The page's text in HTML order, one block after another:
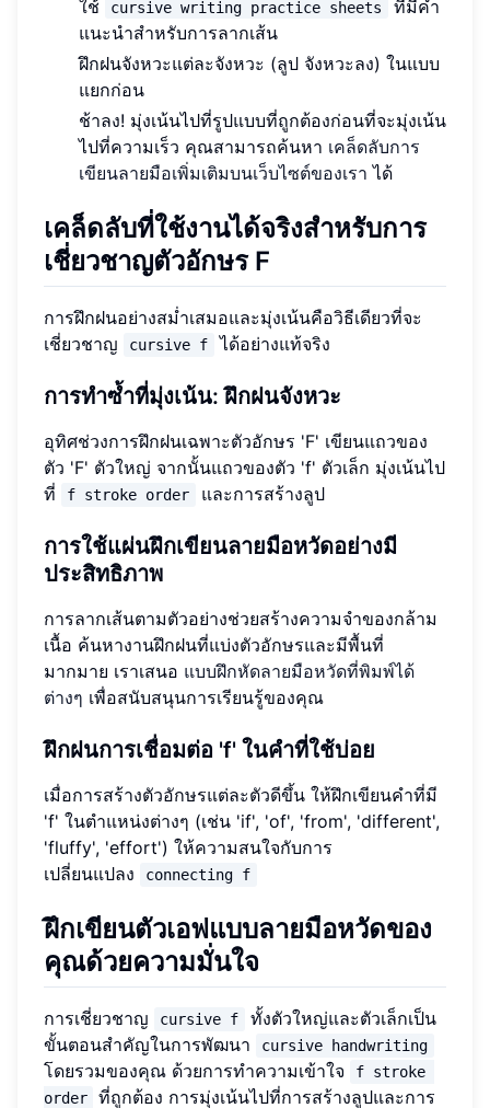
ใช้ cursive writing practice sheets
ที่มีคำ
แนะนำสำหรับการลากเส้น
ฝึกฝนจังหวะแต่ละจังหวะ (ลูป จังหวะลง) ในแบบ
แยกก่อน
ช้าลง! มุ่งเน้นไปที่รูปแบบที่ถูกต้องก่อนที่จะมุ่งเน้น
ไปที่ความเร็ว คุณสามารถค้นหา เคล็ดลับการ
เขียนลายมือเพิ่มเติมบนเว็บไซต์ของเรา ได้
เคล็ดลับที่ใช้งานได้จริงสำหรับการ
เชี่ยวชาญตัวอักษร F
การฝึกฝนอย่างสม่ำเสมอและมุ่งเน้นคือวิธีเดียวที่จะ
เชี่ยวชาญ
cursive f ได้อย่างแท้จริง
การทำซ้ำที่มุ่งเน้น: ฝึกฝนจังหวะ
อุทิศช่วงการฝึกฝนเฉพาะตัวอักษร 'F' เขียนแถวของ
ตัว 'F' ตัวใหญ่ จากนั้นแถวของตัว 'f' ตัวเล็ก มุ่งเน้นไป
ที่
f stroke order และการสร้างลูป
การใช้แผ่นฝึกเขียนลายมือหวัดอย่างมี
ประสิทธิภาพ
การลากเส้นตามตัวอย่างช่วยสร้างความจำของกล้าม
เนื้อ ค้นหางานฝึกฝนที่แบ่งตัวอักษรและมีพื้นที่
มากมาย เราเสนอ แบบฝึกหัดลายมือหวัดที่พิมพ์ได้
ต่างๆ เพื่อสนับสนุนการเรียนรู้ของคุณ
ฝึกฝนการเชื่อมต่อ 'f' ในคำที่ใช้บ่อย
เมื่อการสร้างตัวอักษรแต่ละตัวดีขึ้น ให้ฝึกเขียนคำที่มี
'f' ในตำแหน่งต่างๆ (เช่น 'if', 'of', 'from', 'different',
'fluffy', 'effort') ให้ความสนใจกับการ
เปลี่ยนแปลง
connecting f
ฝึกเขียนตัวเอฟแบบลายมือหวัดของ
คุณด้วยความมั่นใจ
การเชี่ยวชาญ cursive f
ทั้งตัวใหญ่และตัวเล็กเป็น
ขั้นตอนสำคัญในการพัฒนา
cursive handwriting
โดยรวมของคุณ ด้วยการทำความเข้าใจ
f stroke
order
ที่ถูกต้อง การมุ่งเน้นไปที่การสร้างลูปและการ